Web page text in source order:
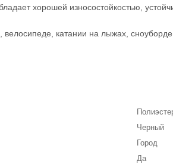
хорошей износостойкостью,
катании на лыжах,
Черный
Город
Да